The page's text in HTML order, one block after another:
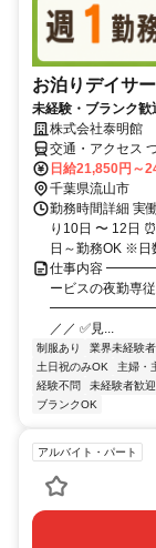
お泊りデイサ
未経験・ブランク
株式会社泰明館
交通・アクセス
ら徒歩10分 ★車
日給21,850円～
千葉県流山市
勤務時間詳細 実
り10日 〜 12日
日～勤務OK ※日
仕事内容
ービスの夜勤専
／／ ✅見...
制服あり 業界未経験
土日祝のみOK
主婦・
経験不問
未経験者歓迎
ブランクOK
アルバイト・パート